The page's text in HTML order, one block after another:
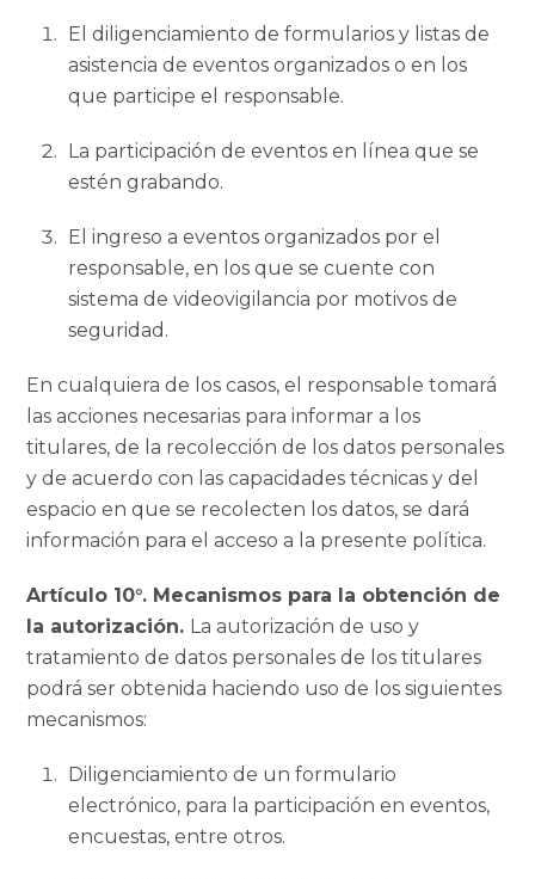
El diligenciamiento de formularios y listas de
asistencia de eventos organizados o en los
que participe el responsable.
La participación de eventos en línea que se
estén grabando.
El ingreso a eventos organizados por el
responsable, en los que se cuente con
sistema de videovigilancia por motivos de
seguridad.
En cualquiera de los casos, el responsable tomará
las acciones necesarias para informar a los
titulares, de la recolección de los datos personales
y de acuerdo con las capacidades técnicas y del
espacio en que se recolecten los datos, se dará
información para el acceso a la presente política.
Artículo 10°. Mecanismos para la obtención de
la autorización. La autorización de uso y
tratamiento de datos personales de los titulares
podrá ser obtenida haciendo uso de los siguientes
mecanismos:
Diligenciamiento de un formulario
electrónico, para la participación en eventos,
encuestas, entre otros.